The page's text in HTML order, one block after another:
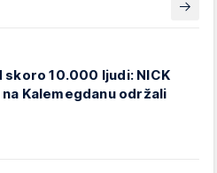
10.000 ljudi: NICK
na Kalemegdanu održali